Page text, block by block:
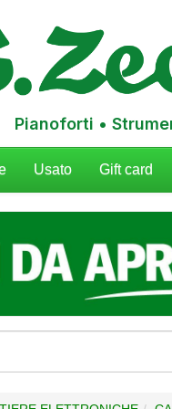
Pianoforti •
Usato Gift card